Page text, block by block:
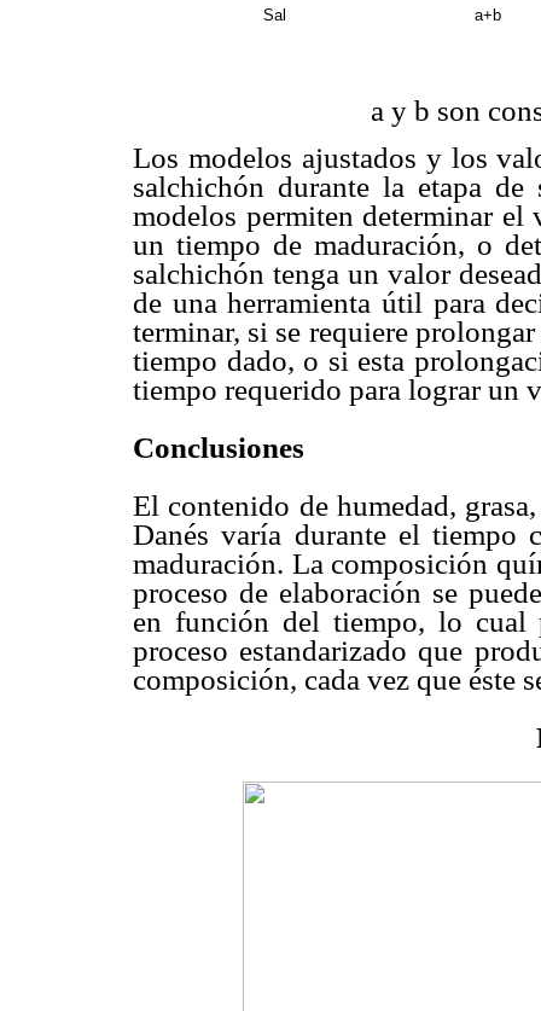
Sal a+b
a y b son
Los modelos ajustados y los
salchichón durante la etapa
modelos permiten determinar el
un tiempo de maduración, o
salchichón tenga un valor
de una herramienta útil para
terminar, si se requiere
tiempo dado, o si esta
tiempo requerido para lograr un
Conclusiones
El contenido de humedad,
Danés varía durante el tiempo
maduración. La composición
proceso de elaboración se
en función del tiempo, lo cual
proceso estandarizado que
composición, cada vez que éste